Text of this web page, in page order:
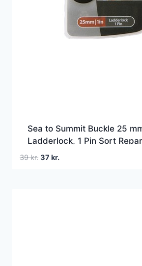
Sea to Summit Buckle 25
Ladderlock, 1 Pin Sort
vedligeholdelse
39kr. Den
37 kr.Den